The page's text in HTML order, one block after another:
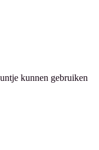
kunnen gebruiken